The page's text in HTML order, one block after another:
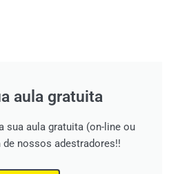
aula gratuita
sua aula gratuita (on-line ou
nossos adestradores!!